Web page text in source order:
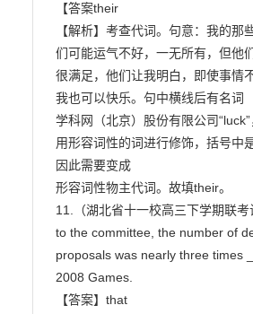
【答案their
【解析】考查代词。句意：我的那
们可能运气不好，一无所有，但他
很满足，他们让我明白，即使事情
我也可以快乐。句中横线后有名词
学科网（北京）股份有限公司
用形容词性的词进行修饰，括号中
因此需要变成
形容词性物主代词。故填their。
11.（湖北省十一校高三下学期联
to the committee, the number of
proposals was nearly three times
2008 Games.
【答案】that